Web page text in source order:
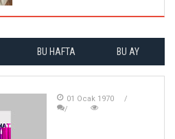
BU HAFTA BU AY
01 Ocak 1970